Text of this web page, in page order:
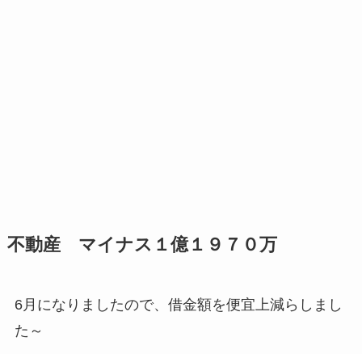
不動産 マイナス１億１９７０万
6月になりましたので、借金額を便宜上減らしまし
た～